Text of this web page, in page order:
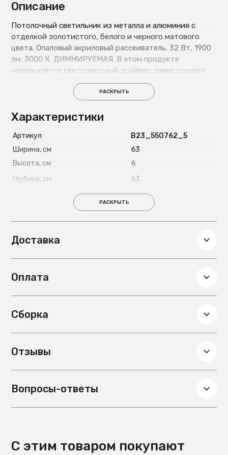
Описание
Потолочный светильник из металла и алюминия с
отделкой золотистого, белого и черного матового
цвета. Опаловый акриловый рассеиватель. 32 Вт, 1900
лм, 3000 К. ДИММИРУЕМАЯ. В этом продукте
используется светодиодный драйвер симисторного
типа и регулировка яркости 0–10 В. Его можно
затемнить с помощью светодиодного настенного
с ГРАВИТАЦИОННЫМИ ПЕРЕКЛЮЧАТЕЛЯМИ для
РАСКРЫТЬ
Характеристики
Артикул
B23_550762_5
Ширина, см
63
Высота, см
6
Глубина, см
63
4,8
РАСКРЫТЬ
Доставка
Оплата
Сборка
Отзывы
Вопросы-ответы
С этим товаром покупают